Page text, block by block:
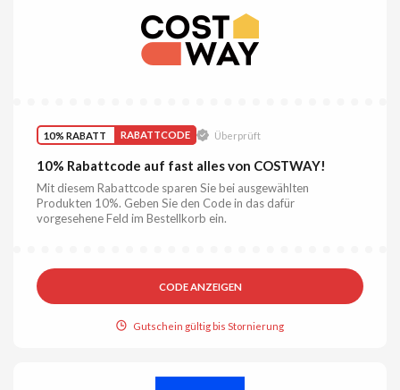
10% RABATT RABATTCODE Überprüft
10% Rabattcode auf fast alles von COSTWAY!
Mit diesem Rabattcode sparen Sie bei ausgewählten
Produkten 10%. Geben Sie den Code in das dafür
vorgesehene Feld im Bestellkorb ein.
CODE ANZEIGEN
Gutschein gültig bis Stornierung